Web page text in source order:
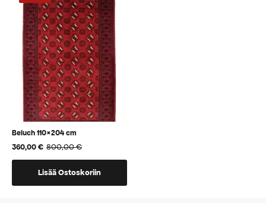
Beluch 110×204 cm
800,00€
Alkuperäinen
hinta
800,00 €.
360,00€
Nykyinen
hinta
360,00 €.Lisää Ostoskoriin